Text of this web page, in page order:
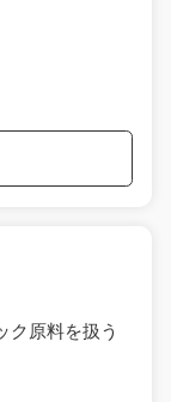
ク原料を扱う